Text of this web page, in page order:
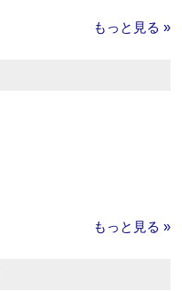
もっと見る »
もっと見る »